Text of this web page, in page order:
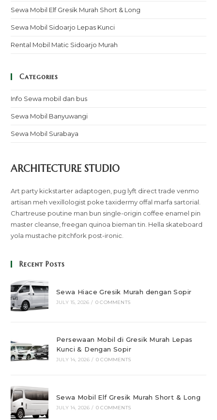
Sewa Mobil Elf Gresik Murah Short & Long
Sewa Mobil Sidoarjo Lepas Kunci
Rental Mobil Matic Sidoarjo Murah
Categories
Info Sewa mobil dan bus
Sewa Mobil Banyuwangi
Sewa Mobil Surabaya
ARCHITECTURE STUDIO
Art party kickstarter adaptogen, pug lyft direct trade venmo
artisan meh vexillologist poke taxidermy offal marfa sartorial.
Chartreuse poutine man bun single-origin coffee enamel pin
master cleanse, freegan quinoa bieman tin. Hella skateboard
yola mustache pitchfork post-ironic.
Recent Posts
Sewa Hiace Gresik Murah dengan Sopir
JULY 15, 2026 / 0 COMMENTS
Persewaan Mobil di Gresik Murah Lepas
Kunci & Dengan Sopir
JULY 14, 2026 / 0 COMMENTS
Sewa Mobil Elf Gresik Murah Short & Long
JULY 14, 2026 / 0 COMMENTS